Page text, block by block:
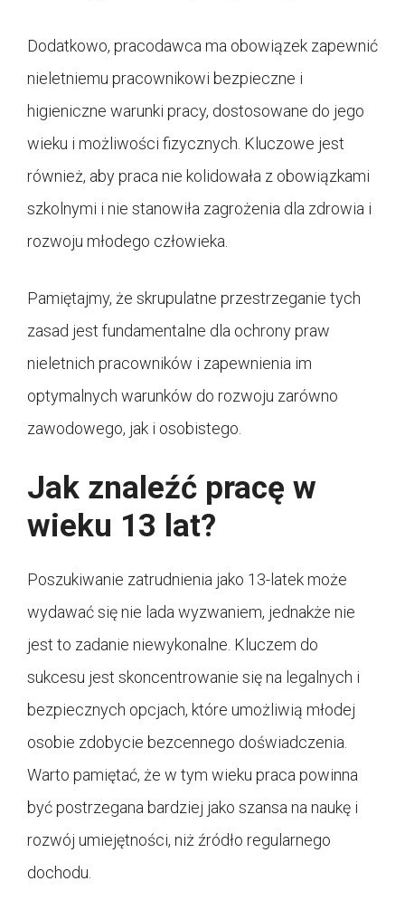
Dodatkowo, pracodawca ma obowiązek zapewnić
nieletniemu pracownikowi bezpieczne i
higieniczne warunki pracy, dostosowane do jego
wieku i możliwości fizycznych. Kluczowe jest
również, aby praca nie kolidowała z obowiązkami
szkolnymi i nie stanowiła zagrożenia dla zdrowia i
rozwoju młodego człowieka.
Pamiętajmy, że skrupulatne przestrzeganie tych
zasad jest fundamentalne dla ochrony praw
nieletnich pracowników i zapewnienia im
optymalnych warunków do rozwoju zarówno
zawodowego, jak i osobistego.
Jak znaleźć pracę w
wieku 13 lat?
Poszukiwanie zatrudnienia jako 13-latek może
wydawać się nie lada wyzwaniem, jednakże nie
jest to zadanie niewykonalne. Kluczem do
sukcesu jest skoncentrowanie się na legalnych i
bezpiecznych opcjach, które umożliwią młodej
osobie zdobycie bezcennego doświadczenia.
Warto pamiętać, że w tym wieku praca powinna
być postrzegana bardziej jako szansa na naukę i
rozwój umiejętności, niż źródło regularnego
dochodu.